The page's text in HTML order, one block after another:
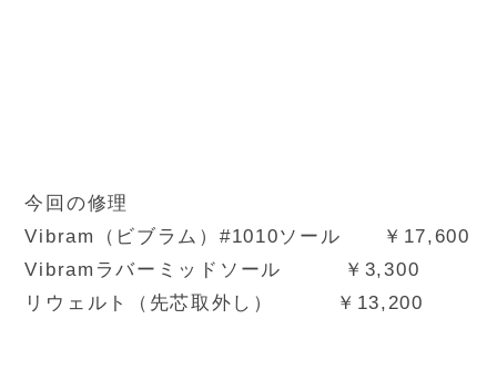
今回の修理
Vibram（ビブラム）#1010ソール ￥17,600
Vibramラバーミッドソール ￥3,300
リウェルト（先芯取外し） ￥13,200